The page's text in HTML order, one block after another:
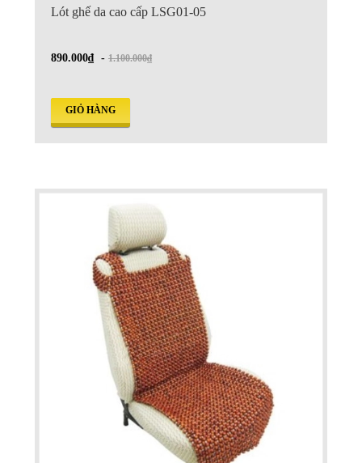
Lót ghế da cao cấp LSG01-05
890.000₫ - 1.100.000₫
GIỎ HÀNG